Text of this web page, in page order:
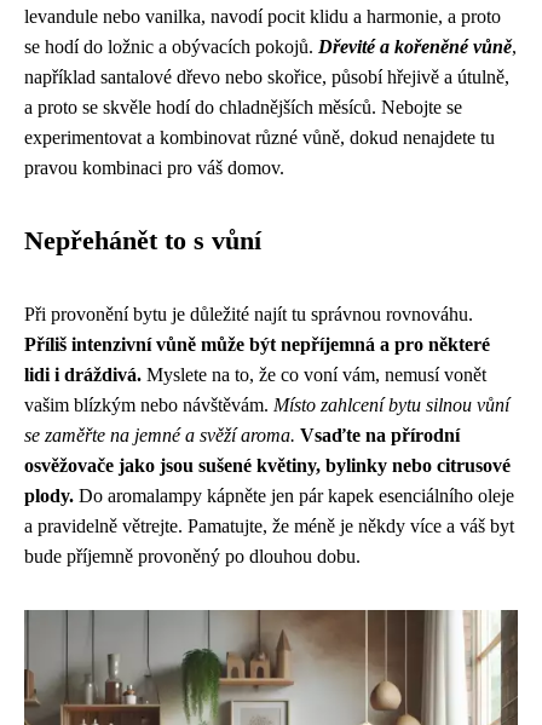
levandule nebo vanilka, navodí pocit klidu a harmonie, a proto
se hodí do ložnic a obývacích pokojů. Dřevité a kořeněné vůně,
například santalové dřevo nebo skořice, působí hřejivě a útulně,
a proto se skvěle hodí do chladnějších měsíců. Nebojte se
experimentovat a kombinovat různé vůně, dokud nenajdete tu
pravou kombinaci pro váš domov.
Nepřehánět to s vůní
Při provonění bytu je důležité najít tu správnou rovnováhu.
Příliš intenzivní vůně může být nepříjemná a pro některé
lidi i dráždivá. Myslete na to, že co voní vám, nemusí vonět
vašim blízkým nebo návštěvám. Místo zahlcení bytu silnou vůní
se zaměřte na jemné a svěží aroma. Vsaďte na přírodní
osvěžovače jako jsou sušené květiny, bylinky nebo citrusové
plody. Do aromalampy kápněte jen pár kapek esenciálního oleje
a pravidelně větrejte. Pamatujte, že méně je někdy více a váš byt
bude příjemně provoněný po dlouhou dobu.